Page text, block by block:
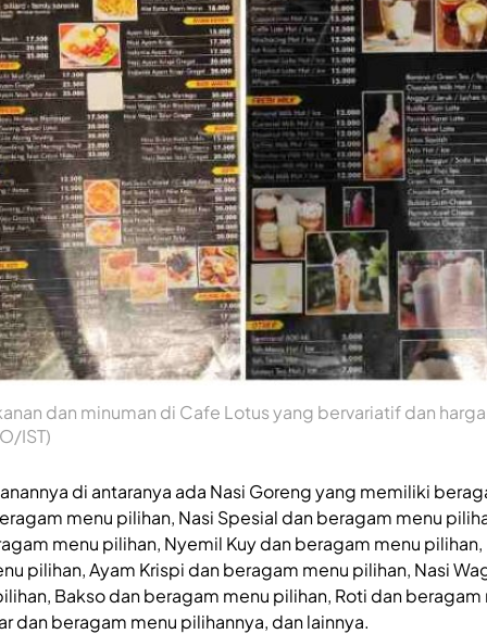
dan minuman di Cafe Lotus yang bervariatif dan
IST)
di antaranya ada Nasi Goreng yang memiliki
menu pilihan, Nasi Spesial dan beragam menu
menu pilihan, Nyemil Kuy dan beragam menu
pilihan, Ayam Krispi dan beragam menu pilihan, Nasi
Bakso dan beragam menu pilihan, Roti dan beragam
dan beragam menu pilihannya, dan lainnya.